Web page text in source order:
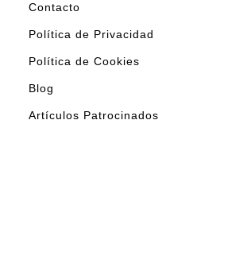
Contacto
Política de Privacidad
Política de Cookies
Blog
Artículos Patrocinados